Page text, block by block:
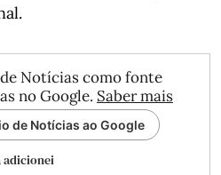
Notícias como fonte
no Google. Saber mais
de Notícias ao Google
adicionei